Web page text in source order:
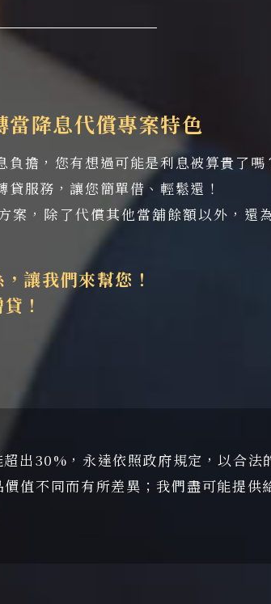
當降息代償專案特色
負擔，您有想過可能是利息被算貴了嗎
貸服務，讓您簡單借、輕鬆還！
案，除了代償其他當舖餘額以外，還
讓我們來幫您！
！
出30%，永達依照政府規定，以合法
值不同而有所差異；我們盡可能提供